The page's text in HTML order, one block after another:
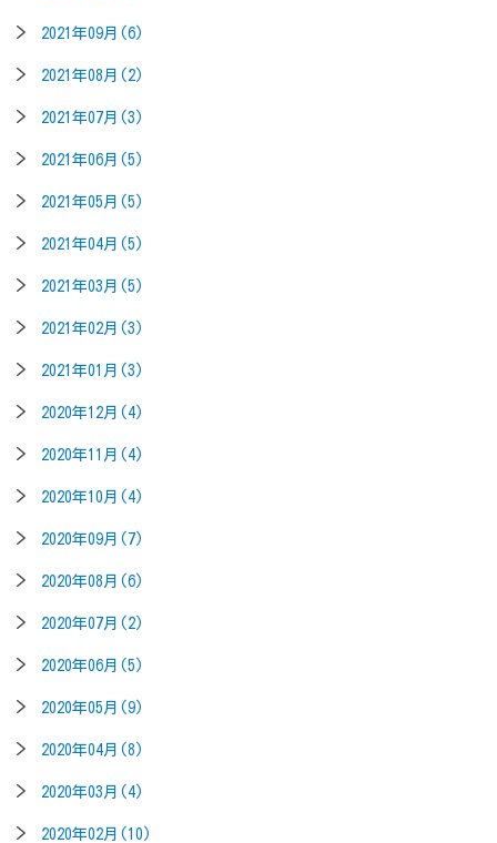
2021年09月(6)
2021年08月(2)
2021年07月(3)
2021年06月(5)
2021年05月(5)
2021年04月(5)
2021年03月(5)
2021年02月(3)
2021年01月(3)
2020年12月(4)
2020年11月(4)
2020年10月(4)
2020年09月(7)
2020年08月(6)
2020年07月(2)
2020年06月(5)
2020年05月(9)
2020年04月(8)
2020年03月(4)
2020年02月(10)